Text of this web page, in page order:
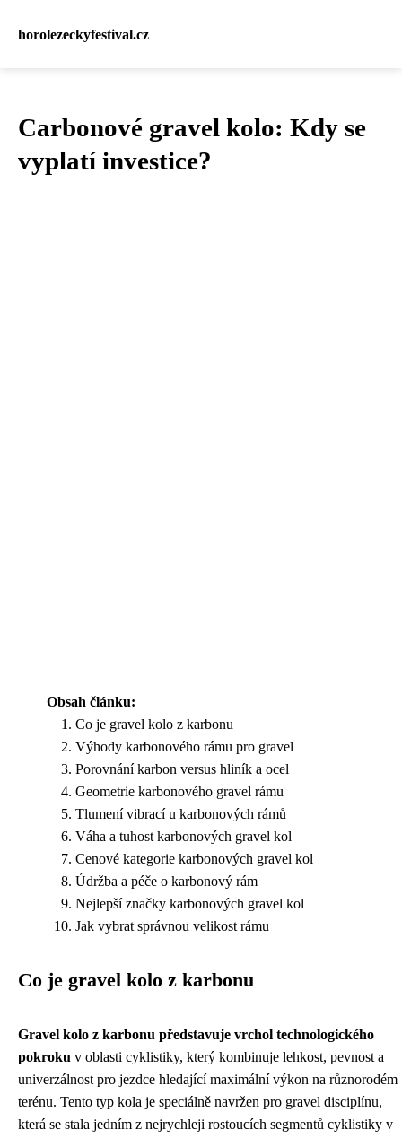
horolezeckyfestival.cz
Carbonové gravel kolo: Kdy se
vyplatí investice?
Obsah článku:
Co je gravel kolo z karbonu
Výhody karbonového rámu pro gravel
Porovnání karbon versus hliník a ocel
Geometrie karbonového gravel rámu
Tlumení vibrací u karbonových rámů
Váha a tuhost karbonových gravel kol
Cenové kategorie karbonových gravel kol
Údržba a péče o karbonový rám
Nejlepší značky karbonových gravel kol
Jak vybrat správnou velikost rámu
Co je gravel kolo z karbonu
Gravel kolo z karbonu představuje vrchol technologického
pokroku v oblasti cyklistiky, který kombinuje lehkost, pevnost a
univerzálnost pro jezdce hledající maximální výkon na různorodém
terénu. Tento typ kola je speciálně navržen pro gravel disciplínu,
která se stala jedním z nejrychleji rostoucích segmentů cyklistiky v